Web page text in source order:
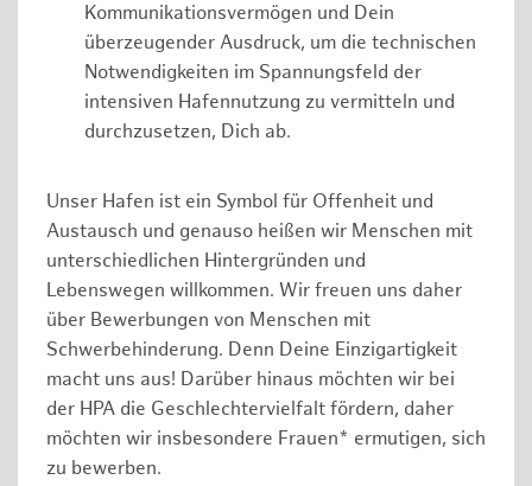
Kommunikationsvermögen und Dein
überzeugender Ausdruck, um die technischen
Notwendigkeiten im Spannungsfeld der
intensiven Hafennutzung zu vermitteln und
durchzusetzen, Dich ab.
Unser Hafen ist ein Symbol für Offenheit und
Austausch und genauso heißen wir Menschen mit
unterschiedlichen Hintergründen und
Lebenswegen willkommen. Wir freuen uns daher
über Bewerbungen von Menschen mit
Schwerbehinderung. Denn Deine Einzigartigkeit
macht uns aus! Darüber hinaus möchten wir bei
der HPA die Geschlechtervielfalt fördern, daher
möchten wir insbesondere Frauen* ermutigen, sich
zu bewerben.